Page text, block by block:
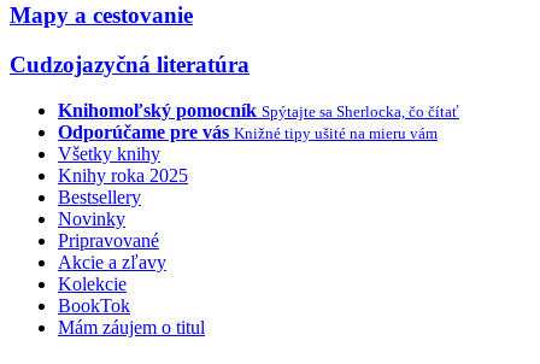
Mapy a cestovanie
Cudzojazyčná literatúra
Knihomoľský pomocník Spýtajte sa Sherlocka, čo čítať
Odporúčame pre vás Knižné tipy ušité na mieru vám
Všetky knihy
Knihy roka 2025
Bestsellery
Novinky
Pripravované
Akcie a zľavy
Kolekcie
BookTok
Mám záujem o titul